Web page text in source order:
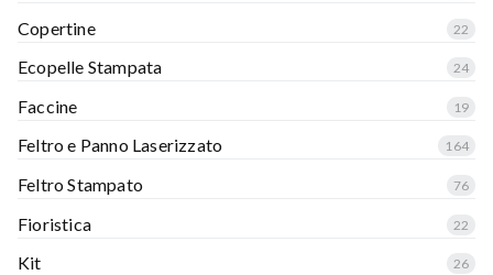
Copertine 22
Ecopelle Stampata 24
Faccine 19
Feltro e Panno Laserizzato 164
Feltro Stampato 76
Fioristica 22
Kit 26